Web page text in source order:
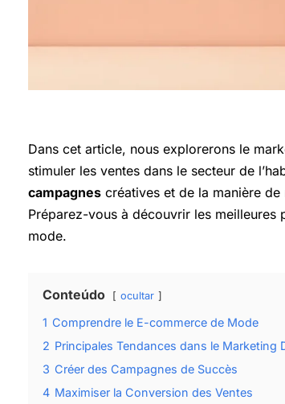
Dans cet article, nous explorerons le
stimuler les ventes dans le secteur de
campagnes créatives et de la manière de
Préparez-vous à découvrir les meilleures
mode.
Conteúdo ocultar
1 Comprendre le E-commerce de Mode
2 Principales Tendances dans le Marketing
3 Créer des Campagnes de Succès
4 Maximiser la Conversion des Ventes